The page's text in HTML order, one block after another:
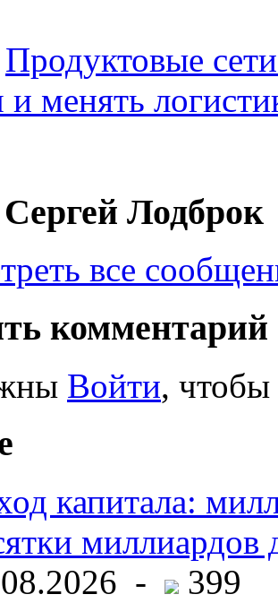
Продуктовые
и менять
Лодброк
все
комментарий
Войти, чтобы
капитала:
миллиардов
-
399